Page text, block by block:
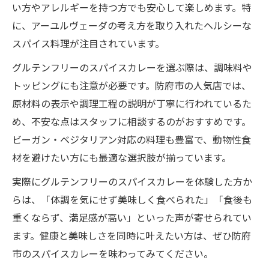
い方やアレルギーを持つ方でも安心して楽しめます。特
に、アーユルヴェーダの考え方を取り入れたヘルシーな
スパイス料理が注目されています。
グルテンフリーのスパイスカレーを選ぶ際は、調味料や
トッピングにも注意が必要です。防府市の人気店では、
原材料の表示や調理工程の説明が丁寧に行われているた
め、不安な点はスタッフに相談するのがおすすめです。
ビーガン・ベジタリアン対応の料理も豊富で、動物性食
材を避けたい方にも最適な選択肢が揃っています。
実際にグルテンフリーのスパイスカレーを体験した方か
らは、「体調を気にせず美味しく食べられた」「食後も
重くならず、満足感が高い」といった声が寄せられてい
ます。健康と美味しさを同時に叶えたい方は、ぜひ防府
市のスパイスカレーを味わってみてください。